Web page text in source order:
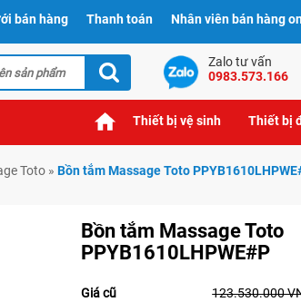
bán hàng Thanh toán Nhân viên bán hàng
Zalo tư vấn
0983.573.166
Thiết bị vệ sinh Thiết bị
Toto » Bồn tắm Massage Toto
Bồn tắm Massage Toto
PPYB1610LHPWE#P
Giá cũ 123.530.000